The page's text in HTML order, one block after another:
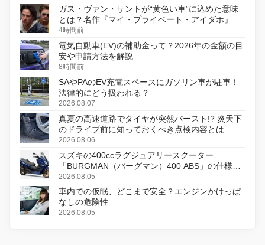
ガス・ヴァン・サントが“黄色い車”に込めた意味
とは？名作『マイ・プライベート・アイダホ』が
初のデジタルリマスター版で復活
4時間前
電気自動車(EV)の補助金って？2026年の金額の目
安や申請方法を解説
8時間前
SAやPAのEV充電スペースにガソリン車が駐車！
法律的にどう扱われる？
2026.08.07
真夏の高速道路でタイヤが突然バースト!? 炎天下
のドライブ前に知っておくべき点検内容とは
2026.08.06
スズキの400ccラグジュアリースクーター
「BURGMAN（バーグマン）400 ABS」の仕様を
変更し、8月18日に発売
2026.08.05
車内での仮眠、どこまで安全？エンジンかけっぱ
なしの危険性
2026.08.05